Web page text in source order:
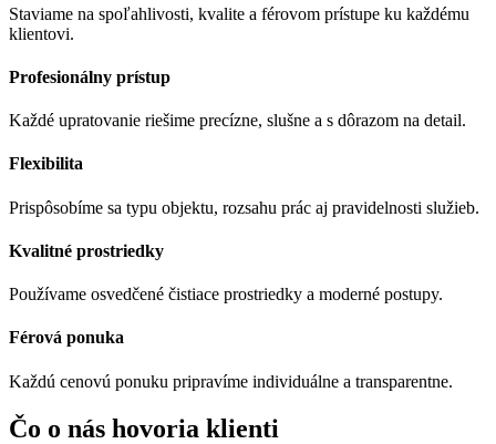
Staviame na spoľahlivosti, kvalite a férovom prístupe ku každému
klientovi.
Profesionálny prístup
Každé upratovanie riešime precízne, slušne a s dôrazom na detail.
Flexibilita
Prispôsobíme sa typu objektu, rozsahu prác aj pravidelnosti služieb.
Kvalitné prostriedky
Používame osvedčené čistiace prostriedky a moderné postupy.
Férová ponuka
Každú cenovú ponuku pripravíme individuálne a transparentne.
Čo o nás hovoria klienti